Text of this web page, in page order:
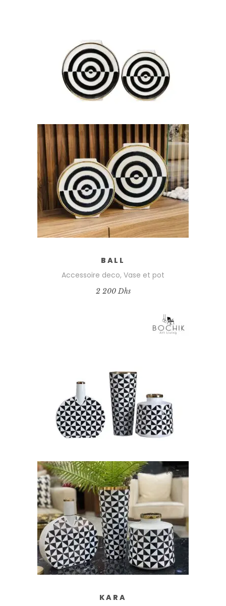
BALL
Accessoire deco, Vase et pot
2 200Dhs
KARA